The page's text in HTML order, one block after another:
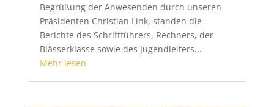
Begrüßung der Anwesenden durch unseren
Präsidenten Christian Link, standen die
Berichte des Schriftführers, Rechners, der
Blässerklasse sowie des Jugendleiters...
Mehr lesen